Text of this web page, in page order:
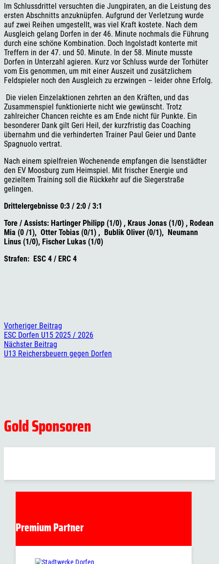
Im Schlussdrittel versuchten die Jungpiraten, an die Leistung des
ersten Abschnitts anzuknüpfen. Aufgrund der Verletzung wurde
auf zwei Reihen umgestellt, was viel Kraft kostete. Nach dem
Ausgleich gelang Dorfen in der 46. Minute nochmals die Führung
durch eine schöne Kombination. Doch Ingolstadt konterte mit
Treffern in der 47. und 50. Minute. In der 58. Minute musste
Dorfen in Unterzahl agieren. Kurz vor Schluss wurde der Torhüter
vom Eis genommen, um mit einer Auszeit und zusätzlichem
Feldspieler noch den Ausgleich zu erzwingen – leider ohne Erfolg.
Die vielen Einzelaktionen zehrten an den Kräften, und das
Zusammenspiel funktionierte nicht wie gewünscht. Trotz
zahlreicher Chancen reichte es am Ende nicht für Punkte. Ein
besonderer Dank gilt Geri Heil, der kurzfristig das Coaching
übernahm und die verhinderten Trainer Paul Geier und Dante
Spagnuolo vertrat.
Nach einem spielfreien Wochenende empfangen die Isenstädter
den EV Moosburg zum Heimspiel. Mit frischer Energie und
gezieltem Training soll die Rückkehr auf die Siegerstraße
gelingen.
Drittelergebnisse 0:3 / 2:0 / 3:1
Tore / Assists: Hartinger Philipp (1/0) , Kraus Jonas (1/0) , Rodean
Mia (0 /1), Otter Tobias (0/1) , Bublik Oliver (0/1), Neumann
Linus (1/0), Fischer Lukas (1/0)
Strafen: ESC 4 / ERC 4
Vorheriger Beitrag
ESC Dorfen U15 2025 / 2026
Nächster Beitrag
U13 Reichersbeuern gegen Dorfen
Gold Sponsoren
Premium Partner